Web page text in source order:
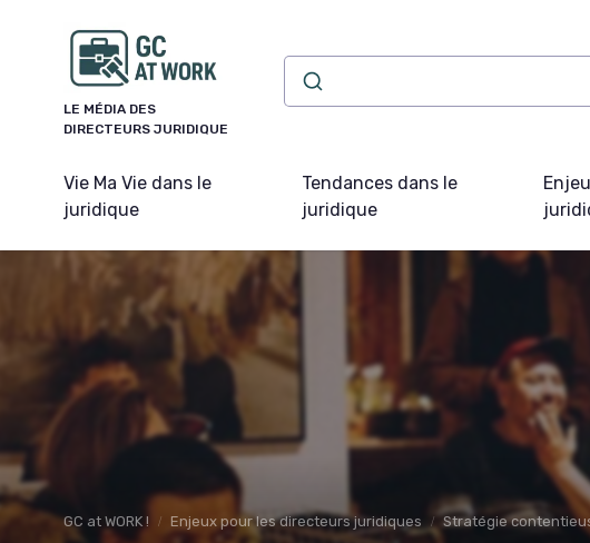
LE MÉDIA DES
DIRECTEURS JURIDIQUE
Vie Ma Vie dans le
juridique
Tendances dans le
juridique
GC at WORK ! Enjeux pour les directeurs juridiques Stratégie